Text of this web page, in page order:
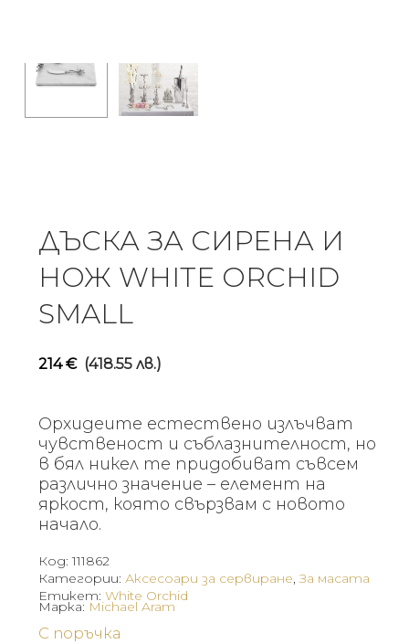
ДЪСКА ЗА СИРЕНА И
НОЖ WHITE ORCHID
SMALL
214€ (418.55 лв.)
Орхидеите естествено излъчват
чувственост и съблазнителност, но
в бял никел те придобиват съвсем
различно значение – елемент на
яркост, която свързвам с новото
начало.
Код:111862
Категории: Аксесоари за сервиране,За масата
Етикет: White Orchid
С поръчка
Марка: Michael Aram